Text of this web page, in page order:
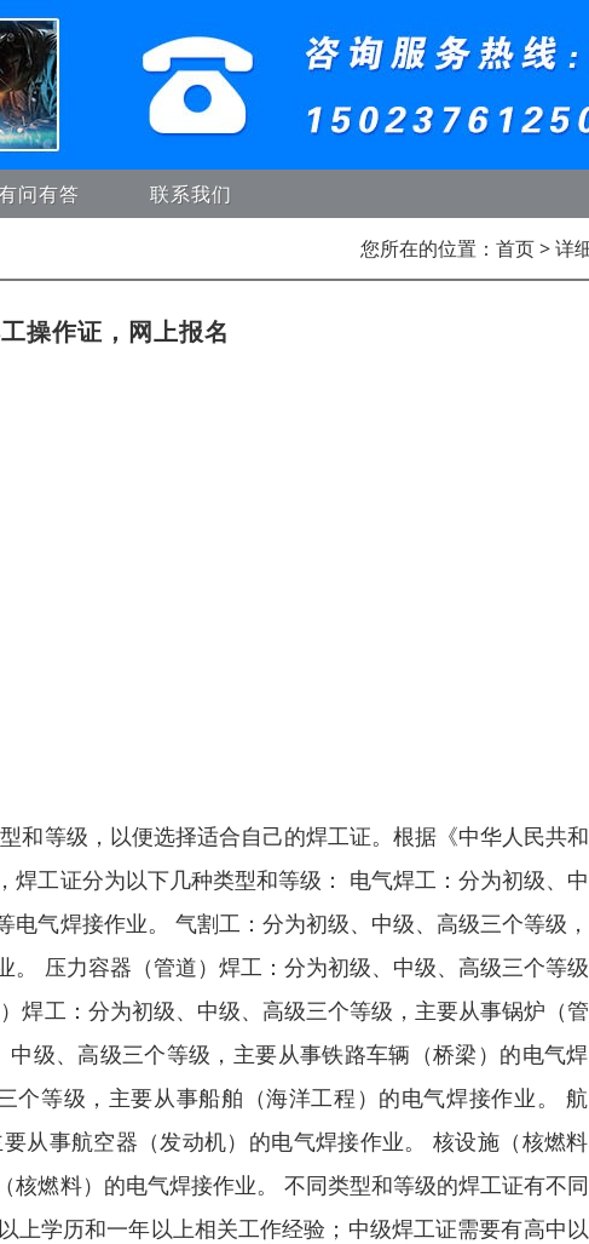
问有答 联系我们
您所在的位置： 首页> 详
操作证，网上报名
和等级，以便选择适合自己的焊工证。根据《中华人民共
工证分为以下几种类型和等级： 电气焊工：分为初级、
气焊接作业。 气割工：分为初级、中级、高级三个等级
压力容器（管道）焊工：分为初级、中级、高级三个等
焊工：分为初级、中级、高级三个等级，主要从事锅炉（
级、高级三个等级，主要从事铁路车辆（桥梁）的电气
个等级，主要从事船舶（海洋工程）的电气焊接作业。
从事航空器（发动机）的电气焊接作业。 核设施（核燃
燃料）的电气焊接作业。 不同类型和等级的焊工证有不
上学历和一年以上相关工作经验；中级焊工证需要有高中